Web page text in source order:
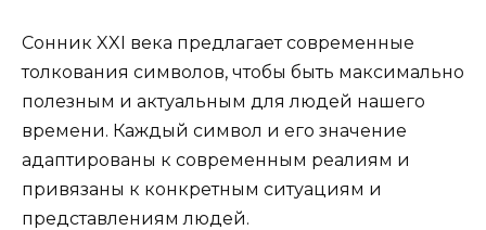
Сонник XXI века предлагает современные
толкования символов, чтобы быть максимально
полезным и актуальным для людей нашего
времени. Каждый символ и его значение
адаптированы к современным реалиям и
привязаны к конкретным ситуациям и
представлениям людей.